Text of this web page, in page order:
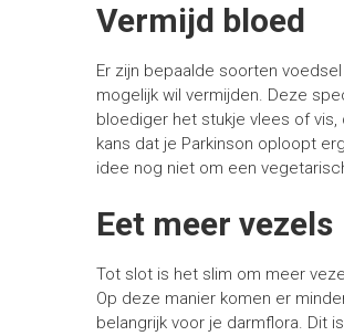
Vermijd bloed
Er zijn bepaalde soorten
mogelijk wil vermijden. Deze
bloediger het stukje vlees of
kans dat je Parkinson oploopt
idee nog niet om een
Eet meer vezels
Tot slot is het slim om meer
Op deze manier komen er
belangrijk voor je darmflora. Dit